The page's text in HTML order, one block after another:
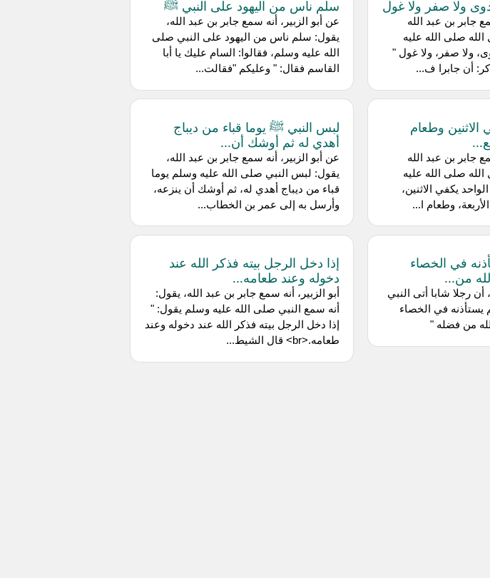
ولا صفر ولا غول
جابر بن عبد الله
صلى الله عليه
ولا صفر، ولا غول "
أن جابرا ف...
الاثنين وطعام
سمع جابر بن عبد الله
صلى الله عليه
يكفي الاثنين،
وطعام ا...
في الخصاء
من...
أن رجلا شابا أتى النبي
يستأذنه في الخصاء
من فضله "
سلم ناس من اليهود على النبي ﷺ
عن أبو الزبير، أنه سمع جابر بن عبد الله،
يقول: سلم ناس من اليهود على النبي صلى
الله عليه وسلم، فقالوا: السام عليك يا أبا
القاسم فقال: " وعليكم "فقالت...
لبس النبي ﷺ يوما قباء من ديباج
أهدي له ثم أوشك أن...
عن أبو الزبير، أنه سمع جابر بن عبد الله،
يقول: لبس النبي صلى الله عليه وسلم يوما
قباء من ديباج أهدي له، ثم أوشك أن ينزعه،
وأرسل به إلى عمر بن الخطاب...
إذا دخل الرجل بيته فذكر الله عند
دخوله وعند طعامه...
أبو الزبير، أنه سمع جابر بن عبد الله، يقول:
أنه سمع النبي صلى الله عليه وسلم يقول: "
إذا دخل الرجل بيته فذكر الله عند دخوله وعند
طعامه.<br> قال الشيط...